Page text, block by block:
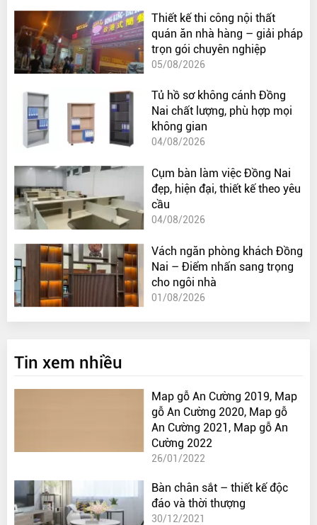
Thiết kế thi công nội thất
quán ăn nhà hàng – giải pháp
trọn gói chuyên nghiệp
05/08/2026
Tủ hồ sơ không cánh Đồng
Nai chất lượng, phù hợp mọi
không gian
04/08/2026
Cụm bàn làm việc Đồng Nai
đẹp, hiện đại, thiết kế theo yêu
cầu
04/08/2026
Vách ngăn phòng khách Đồng
Nai – Điểm nhấn sang trọng
cho ngôi nhà
01/08/2026
Tin xem nhiều
Map gỗ An Cường 2019, Map
gỗ An Cường 2020, Map gỗ
An Cường 2021, Map gỗ An
Cường 2022
26/01/2022
Bàn chân sắt – thiết kế độc
đáo và thời thượng
30/12/2021